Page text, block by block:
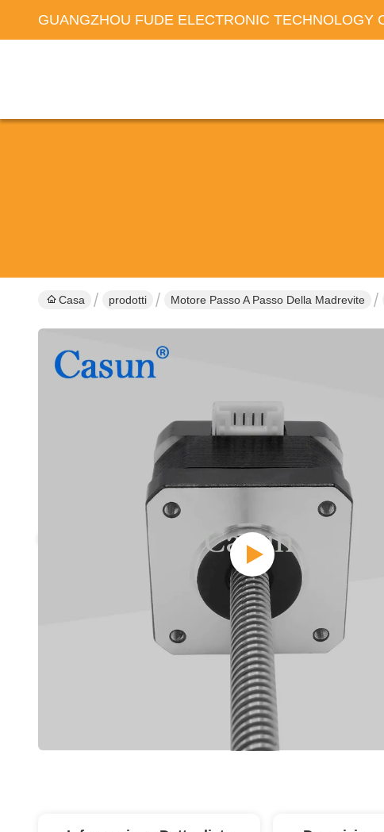
GUANGZHOU FUDE ELECTRONIC TECHNOLOGY
Casa prodotti Motore Passo A Passo Della Madrevite